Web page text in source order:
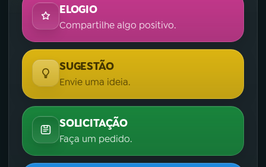
ELOGIO
Compartilhe algo positivo.
SUGESTÃO
Envie uma ideia.
SOLICITAÇÃO
Faça um pedido.